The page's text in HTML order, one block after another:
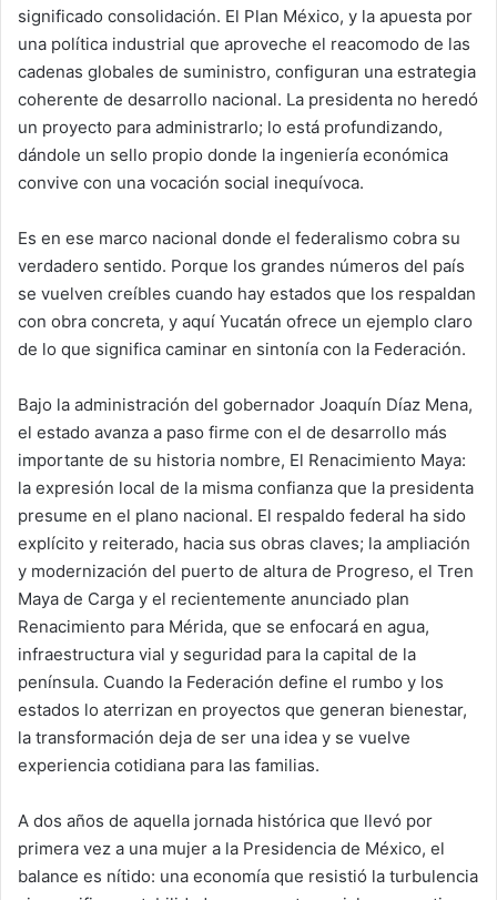
significado consolidación. El Plan México, y la apuesta por
una política industrial que aproveche el reacomodo de las
cadenas globales de suministro, configuran una estrategia
coherente de desarrollo nacional. La presidenta no heredó
un proyecto para administrarlo; lo está profundizando,
dándole un sello propio donde la ingeniería económica
convive con una vocación social inequívoca.
Es en ese marco nacional donde el federalismo cobra su
verdadero sentido. Porque los grandes números del país
se vuelven creíbles cuando hay estados que los respaldan
con obra concreta, y aquí Yucatán ofrece un ejemplo claro
de lo que significa caminar en sintonía con la Federación.
Bajo la administración del gobernador Joaquín Díaz Mena,
el estado avanza a paso firme con el de desarrollo más
importante de su historia nombre, El Renacimiento Maya:
la expresión local de la misma confianza que la presidenta
presume en el plano nacional. El respaldo federal ha sido
explícito y reiterado, hacia sus obras claves; la ampliación
y modernización del puerto de altura de Progreso, el Tren
Maya de Carga y el recientemente anunciado plan
Renacimiento para Mérida, que se enfocará en agua,
infraestructura vial y seguridad para la capital de la
península. Cuando la Federación define el rumbo y los
estados lo aterrizan en proyectos que generan bienestar,
la transformación deja de ser una idea y se vuelve
experiencia cotidiana para las familias.
A dos años de aquella jornada histórica que llevó por
primera vez a una mujer a la Presidencia de México, el
balance es nítido: una economía que resistió la turbulencia